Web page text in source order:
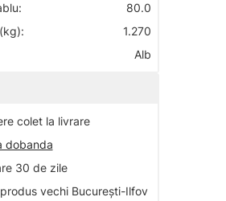
80.0
1.270
Alb
colet la livrare
dobanda
30 de zile
vechi București-Ilfov